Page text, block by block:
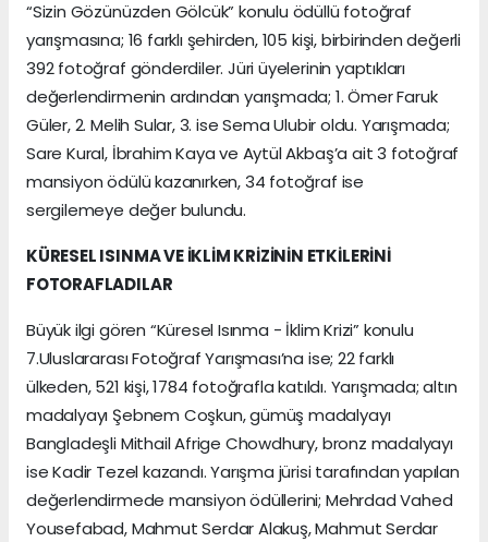
“Sizin Gözünüzden Gölcük” konulu ödüllü fotoğraf
yarışmasına; 16 farklı şehirden, 105 kişi, birbirinden değerli
392 fotoğraf gönderdiler. Jüri üyelerinin yaptıkları
değerlendirmenin ardından yarışmada; 1. Ömer Faruk
Güler, 2. Melih Sular, 3. ise Sema Ulubir oldu. Yarışmada;
Sare Kural, İbrahim Kaya ve Aytül Akbaş’a ait 3 fotoğraf
mansiyon ödülü kazanırken, 34 fotoğraf ise
sergilemeye değer bulundu.
KÜRESEL ISINMA VE İKLİM KRİZİNİN ETKİLERİNİ
FOTORAFLADILAR
Büyük ilgi gören “Küresel Isınma - İklim Krizi” konulu
7.Uluslararası Fotoğraf Yarışması’na ise; 22 farklı
ülkeden, 521 kişi, 1784 fotoğrafla katıldı. Yarışmada; altın
madalyayı Şebnem Coşkun, gümüş madalyayı
Bangladeşli Mithail Afrige Chowdhury, bronz madalyayı
ise Kadir Tezel kazandı. Yarışma jürisi tarafından yapılan
değerlendirmede mansiyon ödüllerini; Mehrdad Vahed
Yousefabad, Mahmut Serdar Alakuş, Mahmut Serdar